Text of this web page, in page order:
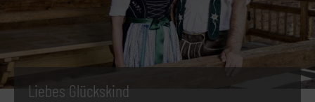
Liebes Glückskind